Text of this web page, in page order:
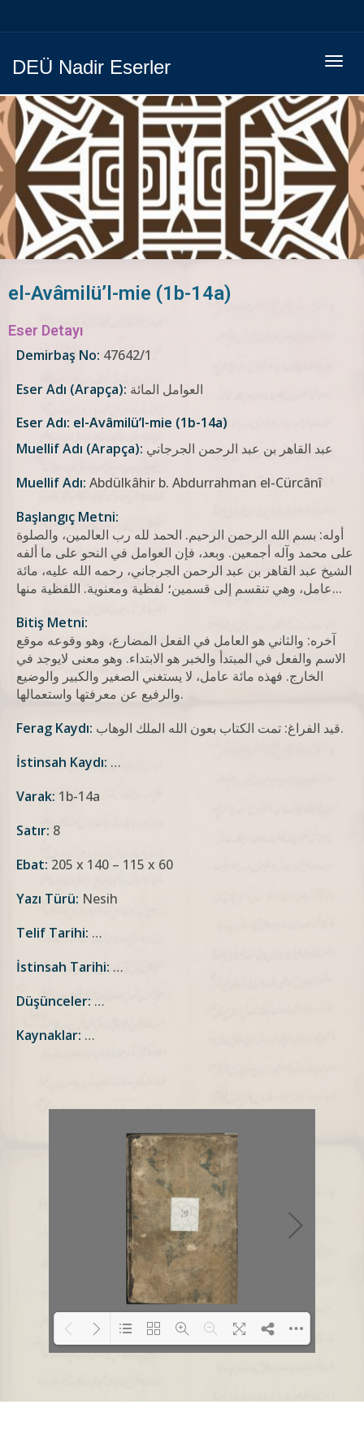
DEÜ Nadir Eserler
el-Avâmilü’l-mie (1b-14a)
Eser Detayı
Demirbaş No: 47642/1
Eser Adı (Arapça): العوامل المائة
Eser Adı: el-Avâmilü’l-mie (1b-14a)
Muellif Adı (Arapça): عبد القاهر بن عبد الرحمن الجرجاني
Muellif Adı: Abdülkâhir b. Abdurrahman el-Cürcânî
Başlangıç Metni:
أوله: بسم الله الرحمن الرحيم. الحمد لله رب العالمين، والصلوة
على محمد وآله أجمعين. وبعد، فإن العوامل في النحو على ما ألفه
الشيخ عبد القاهر بن عبد الرحمن الجرجاني، رحمه الله عليه، مائة
عامل، وهي تنقسم إلى قسمين؛ لفظية ومعنوية. اللفظية منها...
Bitiş Metni:
آخره: والثاني هو العامل في الفعل المضارع، وهو وقوعه موقع
الاسم والفعل في المبتدأ والخبر هو الابتداء. وهو معنى لايوجد في
الخارج. فهذه مائة عامل، لا يستغني الصغير والكبير والوضيع
والرفيع عن معرفتها واستعمالها.
Ferag Kaydı:
قيد الفراغ: تمت الكتاب بعون الله الملك الوهاب.
İstinsah Kaydı: …
Varak: 1b-14a
Satır: 8
Ebat: 205 x 140 – 115 x 60
Yazı Türü: Nesih
Telif Tarihi: …
İstinsah Tarihi: …
Düşünceler: …
Kaynaklar: …